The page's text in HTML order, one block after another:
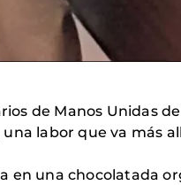
de Manos Unidas
labor que va más
en una chocolatada